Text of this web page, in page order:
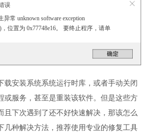
误
异常 unknown software exception
，位置为 0x77748e16。 要终止程序，请单
载安装系统系统运行时库，或者手动关闭
或服务，甚至是重装该软件。但是这些方
且下次遇到了还不好快速解决，那该怎么
几种解决方法，推荐使用专业的修复工具